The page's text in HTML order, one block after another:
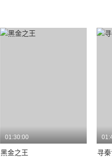
01:30:00
黑金之王 寻